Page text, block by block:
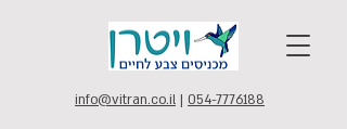
info@vitran.co.il | 054-7776188